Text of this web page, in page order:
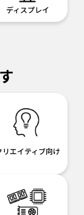
ディスプレイ
リエイティブ向け